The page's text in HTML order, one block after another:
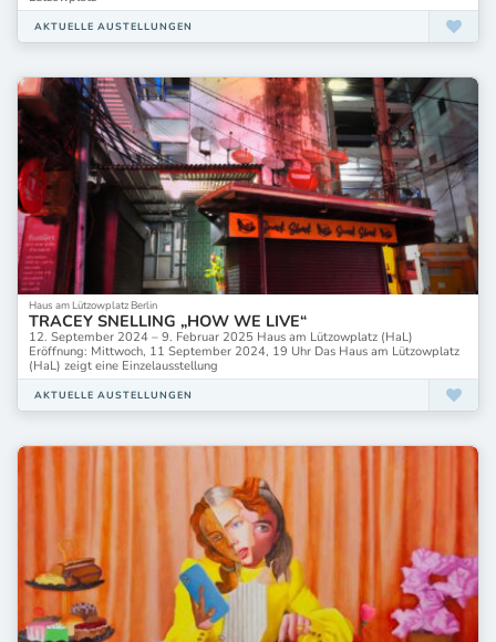
AKTUELLE AUSTELLUNGEN
Haus am Lützowplatz Berlin
TRACEY SNELLING „HOW WE LIVE“
12. September 2024 – 9. Februar 2025 Haus am Lützowplatz (HaL)
Eröffnung: Mittwoch, 11 September 2024, 19 Uhr Das Haus am Lützowplatz
(HaL) zeigt eine Einzelausstellung
AKTUELLE AUSTELLUNGEN